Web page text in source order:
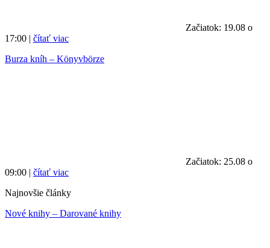
Začiatok: 19.08 o
17:00 | čítať viac
Burza kníh – Könyvbörze
Začiatok: 25.08 o
09:00 | čítať viac
Najnovšie články
Nové knihy – Darované knihy